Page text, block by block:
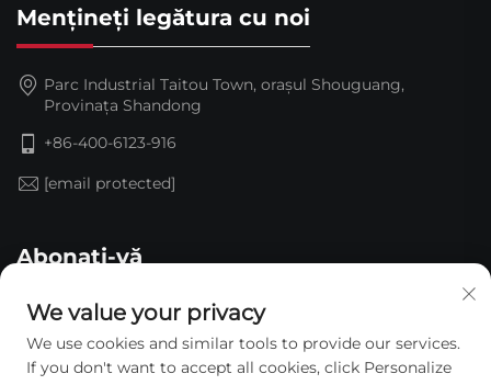
Mențineți legătura cu noi
Parc Industrial Taitou Town, orașul Shouguang,
Provinața Shandong
+86-400-6123-916
[email protected]
Abonați-vă
We value your privacy
We use cookies and similar tools to provide our services.
If you don't want to accept all cookies, click Personalize